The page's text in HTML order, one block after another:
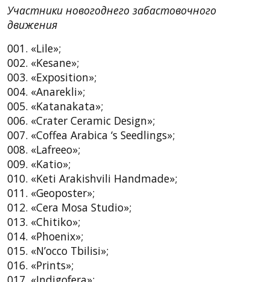
Участники новогоднего забастовочного
движения
001. «Lile»;
002. «Kesane»;
003. «Exposition»;
004. «Anarekli»;
005. «Katanakata»;
006. «Crater Ceramic Design»;
007. «Coffea Arabica ‘s Seedlings»;
008. «Lafreeo»;
009. «Katio»;
010. «Keti Arakishvili Handmade»;
011. «Geoposter»;
012. «Cera Mosa Studio»;
013. «Chitiko»;
014. «Phoenix»;
015. «N’occo Tbilisi»;
016. «Prints»;